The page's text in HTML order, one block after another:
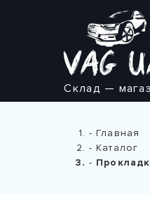
Склад —
Главная
Каталог